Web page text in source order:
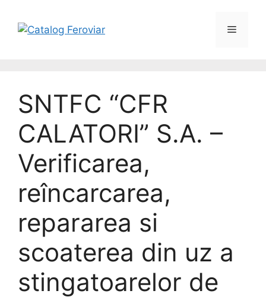
SNTFC “CFR
CALATORI” S.A. –
Verificarea,
reîncarcarea,
repararea si
scoaterea din uz a
stingatoarelor de